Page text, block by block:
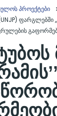
პროექტები
ფარგლებში